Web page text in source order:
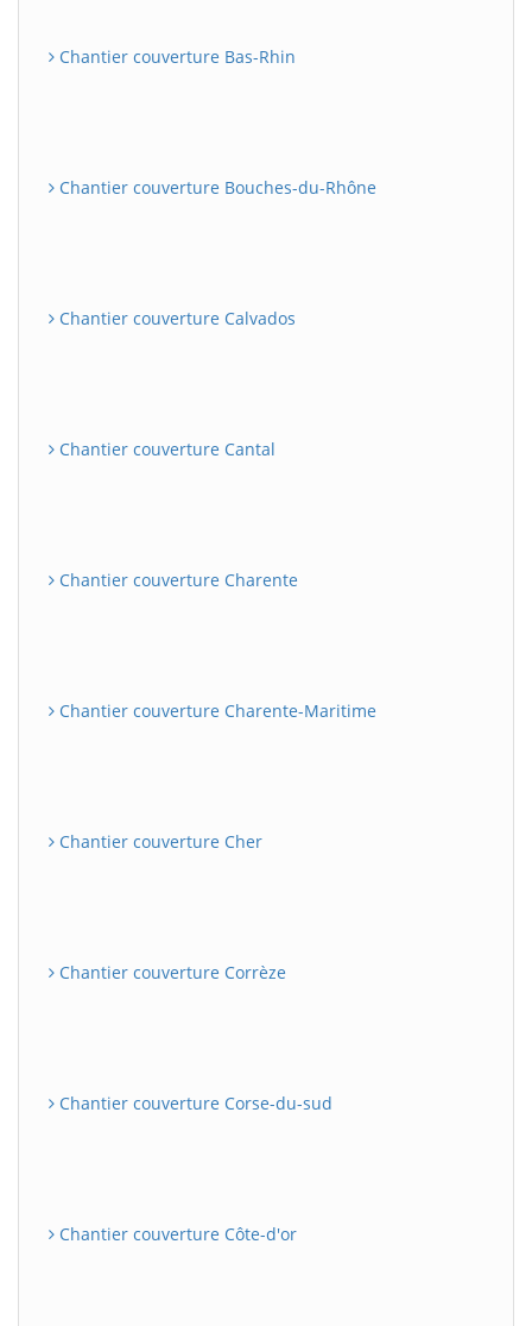
Chantier couverture Bas-Rhin
Chantier couverture Bouches-du-Rhône
Chantier couverture Calvados
Chantier couverture Cantal
Chantier couverture Charente
Chantier couverture Charente-Maritime
Chantier couverture Cher
Chantier couverture Corrèze
Chantier couverture Corse-du-sud
Chantier couverture Côte-d'or